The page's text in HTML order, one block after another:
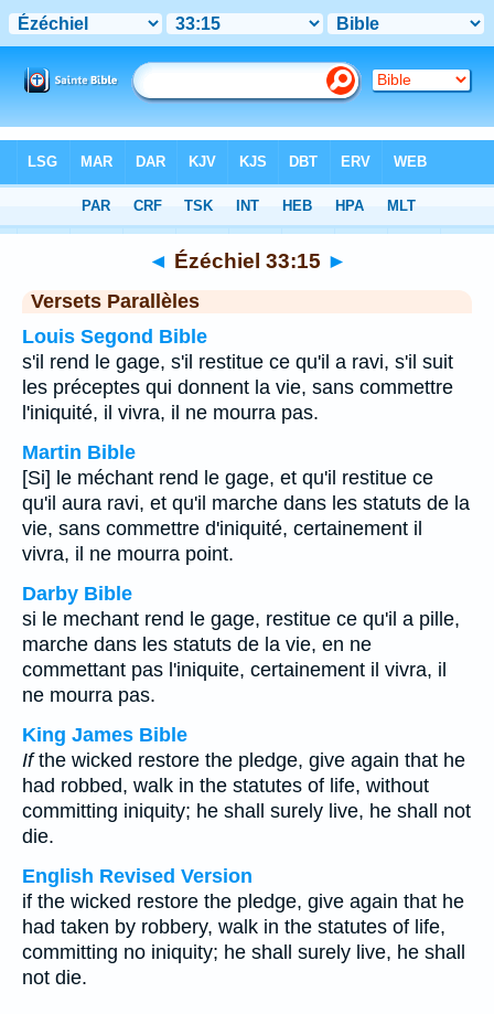
Chapitre 33> Verset 15
◄ Ézéchiel 33:15 ►
Versets Parallèles
Louis Segond Bible
s'il rend le gage, s'il restitue ce qu'il a ravi, s'il suit
les préceptes qui donnent la vie, sans commettre
l'iniquité, il vivra, il ne mourra pas.
Martin Bible
[Si] le méchant rend le gage, et qu'il restitue ce
qu'il aura ravi, et qu'il marche dans les statuts de la
vie, sans commettre d'iniquité, certainement il
vivra, il ne mourra point.
Darby Bible
si le mechant rend le gage, restitue ce qu'il a pille,
marche dans les statuts de la vie, en ne
commettant pas l'iniquite, certainement il vivra, il
ne mourra pas.
King James Bible
Ifthe wicked restore the pledge, give again that he
had robbed, walk in the statutes of life, without
committing iniquity; he shall surely live, he shall not
die.
English Revised Version
if the wicked restore the pledge, give again that he
had taken by robbery, walk in the statutes of life,
committing no iniquity; he shall surely live, he shall
not die.